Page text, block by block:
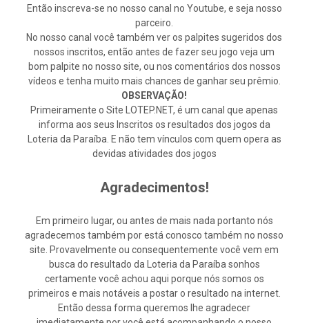
Então inscreva-se no nosso canal no Youtube, e seja nosso
parceiro.
No nosso canal você também ver os palpites sugeridos dos
nossos inscritos, então antes de fazer seu jogo veja um
bom palpite no nosso site, ou nos comentários dos nossos
vídeos e tenha muito mais chances de ganhar seu prêmio.
OBSERVAÇÃO!
Primeiramente o Site LOTEP.NET, é um canal que apenas
informa aos seus Inscritos os resultados dos jogos da
Loteria da Paraíba. E não tem vínculos com quem opera as
devidas atividades dos jogos
Agradecimentos!
Em primeiro lugar, ou antes de mais nada portanto nós
agradecemos também por está conosco também no nosso
site. Provavelmente ou consequentemente você vem em
busca do resultado da Loteria da Paraíba sonhos
certamente você achou aqui porque nós somos os
primeiros e mais notáveis a postar o resultado na internet.
Então dessa forma queremos lhe agradecer